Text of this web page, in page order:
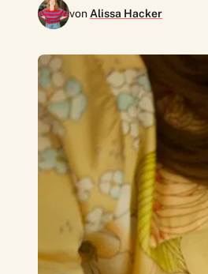
von Alissa Hacker